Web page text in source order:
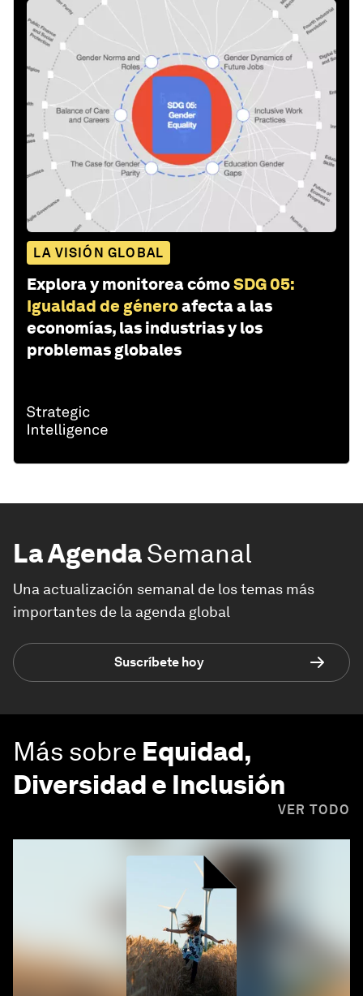
LA VISIÓN GLOBAL
Explora y monitorea cómoSDG 05:
Igualdad de géneroafecta a las
economías, las industrias y los
problemas globales
La AgendaSemanal
Una actualización semanal de los temas más
importantes de la agenda global
Suscríbete hoy
Más sobre Equidad,
Diversidad e Inclusión
VER TODO